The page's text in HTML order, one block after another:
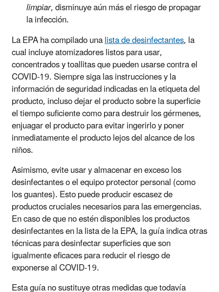
limpiar, disminuye aún más el riesgo de propagar
la infección.
La EPA ha compilado unalista de desinfectantes, la
cual incluye atomizadores listos para usar,
concentrados y toallitas que pueden usarse contra el
COVID-19. Siempre siga las instrucciones y la
información de seguridad indicadas en la etiqueta del
producto, incluso dejar el producto sobre la superficie
el tiempo suficiente como para destruir los gérmenes,
enjuagar el producto para evitar ingerirlo y poner
inmediatamente el producto lejos del alcance de los
niños.
Asimismo, evite usar y almacenar en exceso los
desinfectantes o el equipo protector personal (como
los guantes). Esto puede producir escasez de
productos cruciales necesarios para las emergencias.
En caso de que no estén disponibles los productos
desinfectantes en la lista de la EPA, la guía indica otras
técnicas para desinfectar superficies que son
igualmente eficaces para reducir el riesgo de
exponerse al COVID-19.
Esta guía no sustituye otras medidas que todavía